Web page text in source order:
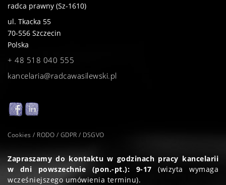
radca prawny (Sz-1610)
ul. Tkacka 55
70-556 Szczecin
Polska
+ 48 518 040 555
kancelaria@radcawasilewski.pl
Cookies / RODO / GDPR / DSGVO
Zapraszamy do kontaktu w godzinach pracy kancelarii
w dni powszechnie (pon.-pt.): 9-17 (wizyta wymaga
wcześniejszego umówienia terminu).